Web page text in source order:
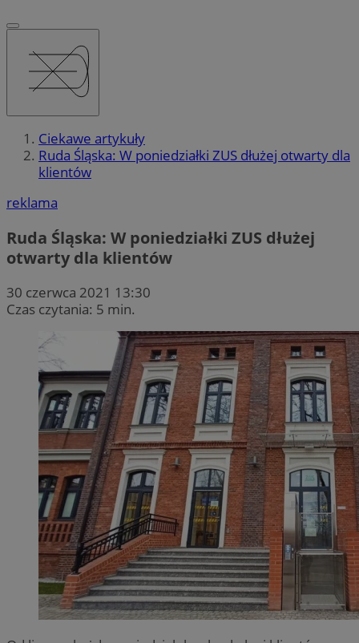
Ciekawe artykuły
Ruda Śląska: W poniedziałki ZUS dłużej otwarty dla
klientów
reklama
Ruda Śląska: W poniedziałki ZUS dłużej
otwarty dla klientów
30 czerwca 2021 13:30
Czas czytania: 5 min.